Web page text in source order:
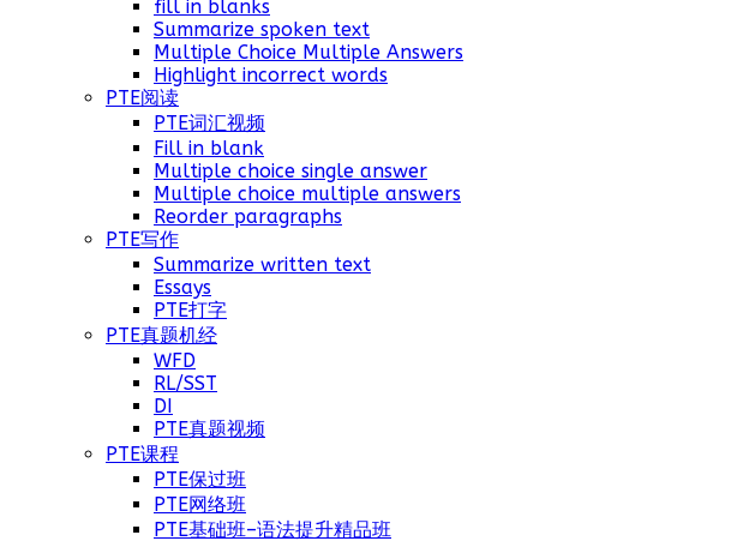
fill in blanks
Summarize spoken text
Multiple Choice Multiple Answers
Highlight incorrect words
PTE阅读
PTE词汇视频
Fill in blank
Multiple choice single answer
Multiple choice multiple answers
Reorder paragraphs
PTE写作
Summarize written text
Essays
PTE打字
PTE真题机经
WFD
RL/SST
DI
PTE真题视频
PTE课程
PTE保过班
PTE网络班
PTE基础班–语法提升精品班